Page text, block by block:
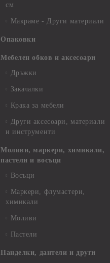
см
Макраме - Други материали
Опаковки
Мебелен обков и аксесоари
Дръжки
Закачалки
Крака за мебели
Други аксесоари, материали
и инструменти
Моливи, маркери, химикали,
пастели и восъци
Восъци
Маркери, флумастери,
химикали
Моливи
Пастели
Панделки, дантели и други